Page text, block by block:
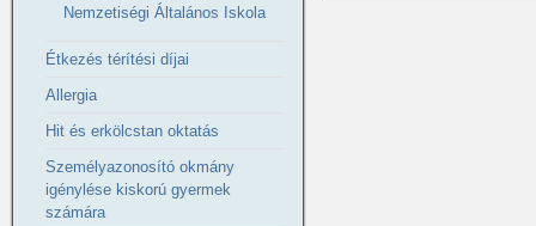
Nemzetiségi Általános Iskola
Étkezés térítési díjai
Allergia
Hit és erkölcstan oktatás
Személyazonosító okmány
igénylése kiskorú gyermek
számára